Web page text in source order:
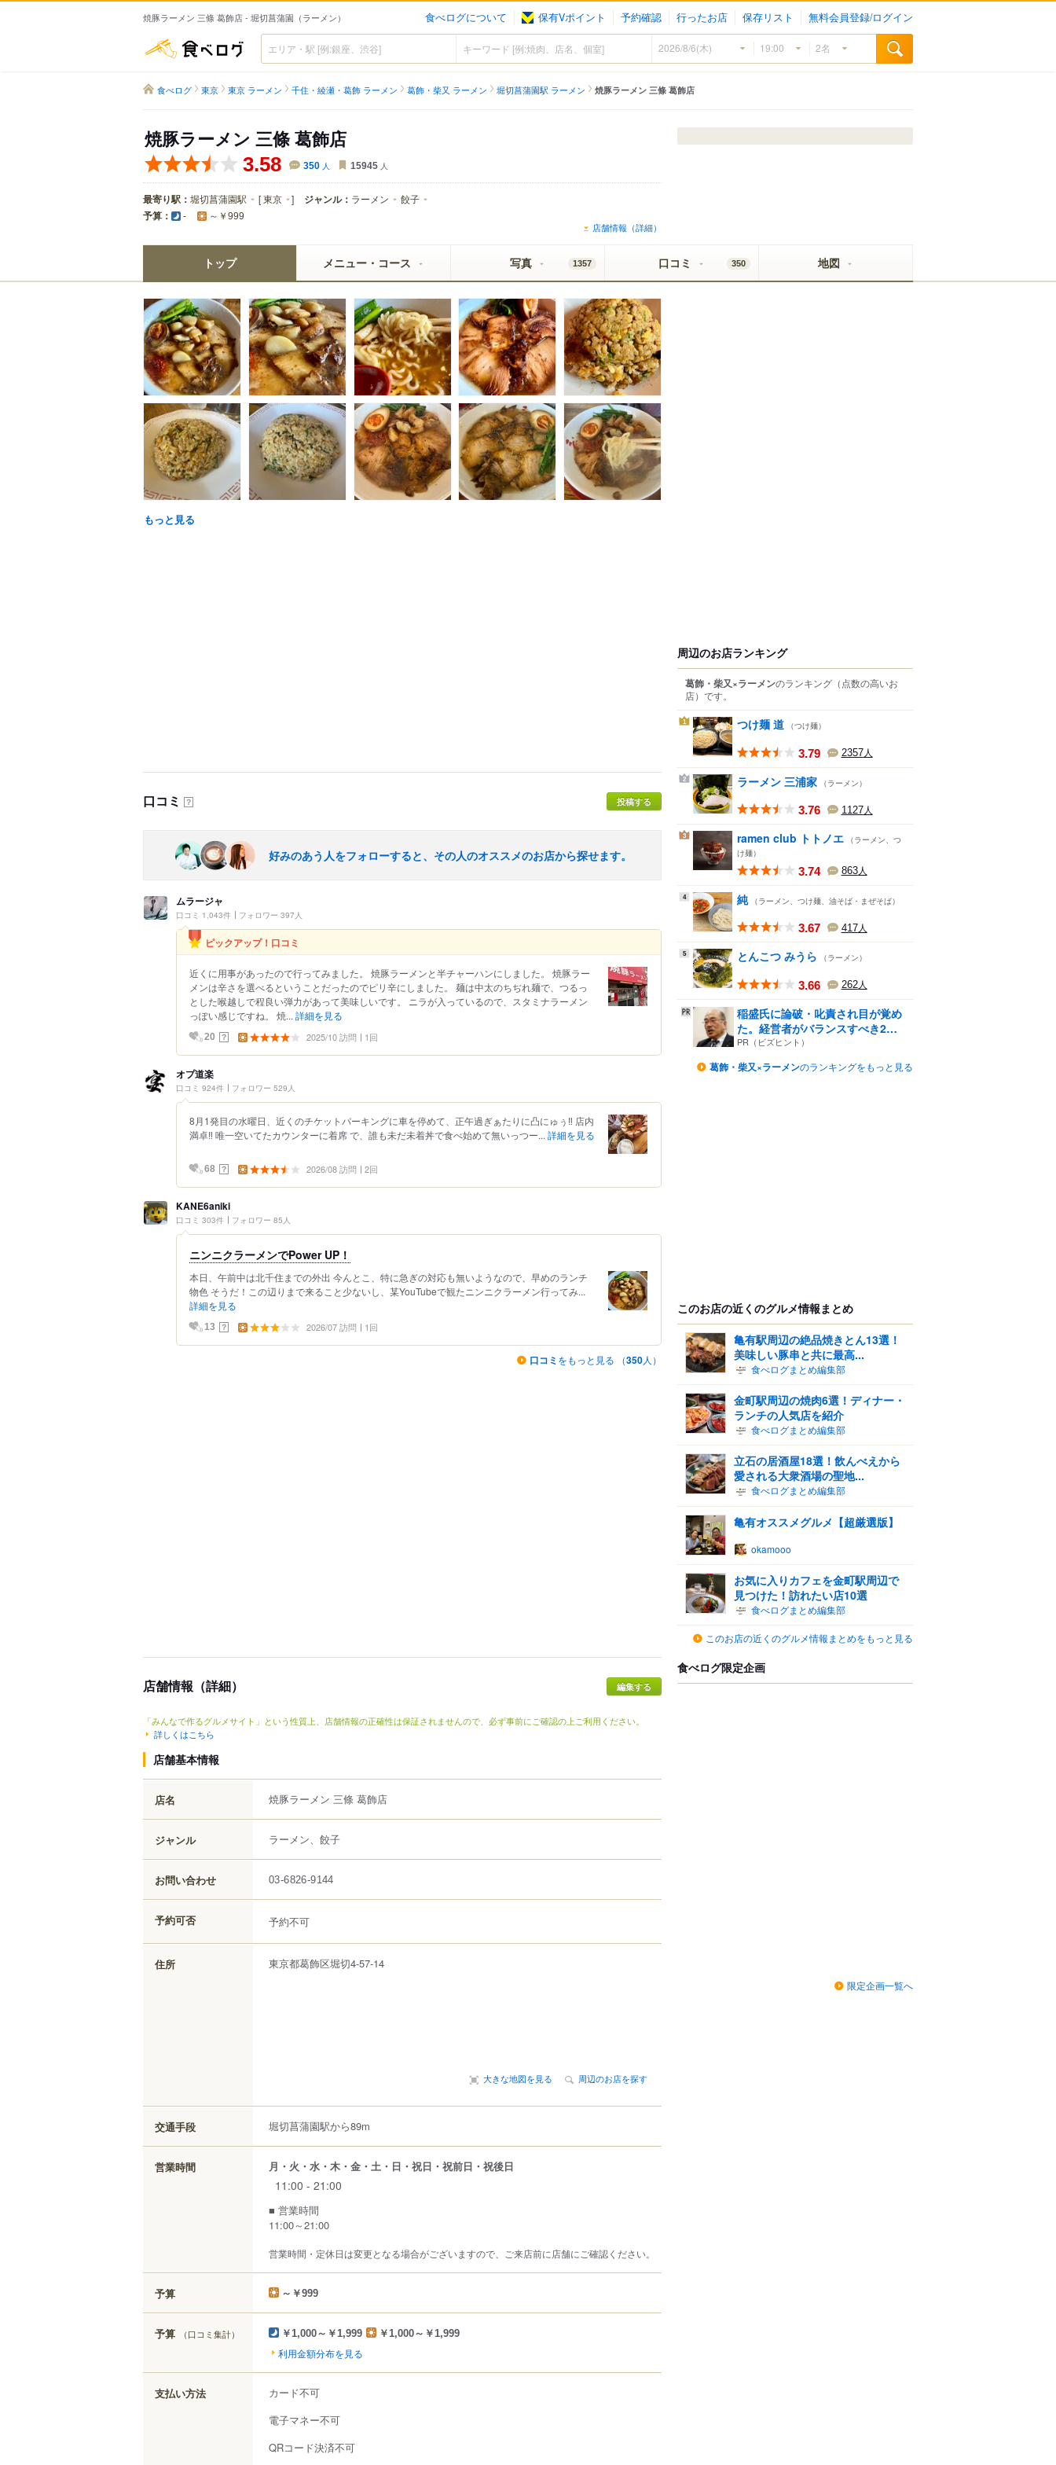
焼豚ラーメン 三條 葛飾店 - 堀切菖蒲園（ラーメン） 食べログについて 保有Vポイント 予約確認 行ったお店 保存リスト 無料会員登録/ログイン
食べログ
食べログ 東京 東京 ラーメン 千住・綾瀬・葛飾 ラーメン 葛飾・柴又 ラーメン 堀切菖蒲園駅 ラーメン 焼豚ラーメン 三條 葛飾店
焼豚ラーメン 三條 葛飾店
3.58 350 人 15945 人
最寄り駅： 堀切菖蒲園駅 [東京 ] ジャンル： ラーメン 餃子
予算： - ～￥999
店舗情報（詳細）
トップ メニュー・コース 写真 1357 口コミ 350 地図
もっと見る
口コミ ？ 投稿する
好みのあう人をフォローすると、その人のオススメのお店から探せます。
ムラージャ
口コミ 1,043件 フォロワー 397人
ピックアップ！口コミ
近くに用事があったので行ってみました。 焼豚ラーメンと半チャーハンにしました。 焼豚ラー
メンは辛さを選べるということだったのでピリ辛にしました。 麺は中太のちぢれ麺で、つるっ
とした喉越しで程良い弾力があって美味しいです。 ニラが入っているので、スタミナラーメン
っぽい感じですね。 焼... 詳細を見る
20 ？ 2025/10 訪問 1回
オプ道楽
口コミ 924件 フォロワー 529人
8月1発目の水曜日、近くのチケットパーキングに車を停めて、正午過ぎぁたりに凸にゅぅ‼︎ 店内
満卓‼︎ 唯一空いてたカウンターに着席 で、誰も未だ未着丼で食べ始めて無いっつー... 詳細を見る
68 ？ 2026/08 訪問 2回
KANE6aniki
口コミ 303件 フォロワー 85人
ニンニクラーメンでPower UP！
本日、午前中は北千住までの外出 今んとこ、特に急ぎの対応も無いようなので、早めのランチ
物色 そうだ！この辺りまで来ること少ないし、某YouTubeで観たニンニクラーメン行ってみ...
詳細を見る
13 ？ 2026/07 訪問 1回
口コミ をもっと見る （350人）
店舗情報（詳細）
「みんなで作るグルメサイト」という性質上、店舗情報の正確性は保証されませんので、必ず事前にご確認の上ご利用ください。
詳しくはこちら
店舗基本情報
店名 焼豚ラーメン 三條 葛飾店
ジャンル ラーメン、餃子
お問い合わせ 03-6826-9144
予約可否 予約不可
住所 東京都葛飾区堀切4-57-14
大きな地図を見る 周辺のお店を探す
交通手段 堀切菖蒲園駅から89m
営業時間 月・火・水・木・金・土・日・祝日・祝前日・祝後日
11:00 - 21:00
■ 営業時間
11:00～21:00
営業時間・定休日は変更となる場合がございますので、ご来店前に店舗にご確認ください。
予算 ～￥999
予算 （口コミ集計） ￥1,000～￥1,999 ￥1,000～￥1,999
利用金額分布を見る
支払い方法
カード不可
電子マネー不可
QRコード決済不可
周辺のお店ランキング
葛飾・柴又×ラーメンのランキング （点数の高いお
店） です。
1 つけ麺 道 （つけ麺）
3.79 2357人
2 ラーメン 三浦家 （ラーメン）
3.76 1127人
3 ramen club トトノエ （ラーメン、つ
け麺）
3.74 863人
4 純 （ラーメン、つけ麺、油そば・まぜそば）
3.67 417人
5 とんこつ みうら （ラーメン）
3.66 262人
稲盛氏に論破・叱責され目が覚め
た。経営者がバランスすべき2
つ...
PR（ビズヒント）
葛飾・柴又×ラーメンのランキングをもっと見る
このお店の近くのグルメ情報まとめ
亀有駅周辺の絶品焼きとん13選！
美味しい豚串と共に最高...
食べログまとめ編集部
金町駅周辺の焼肉6選！ディナー・
ランチの人気店を紹介
食べログまとめ編集部
立石の居酒屋18選！飲んべえから
愛される大衆酒場の聖地...
食べログまとめ編集部
亀有オススメグルメ【超厳選版】
okamooo
お気に入りカフェを金町駅周辺で
見つけた！訪れたい店10選
食べログまとめ編集部
このお店の近くのグルメ情報まとめをもっと見る
食べログ限定企画
限定企画一覧へ